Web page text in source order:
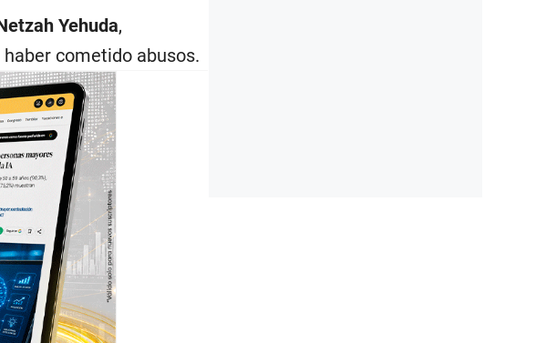
Yehuda,
cometido abusos.